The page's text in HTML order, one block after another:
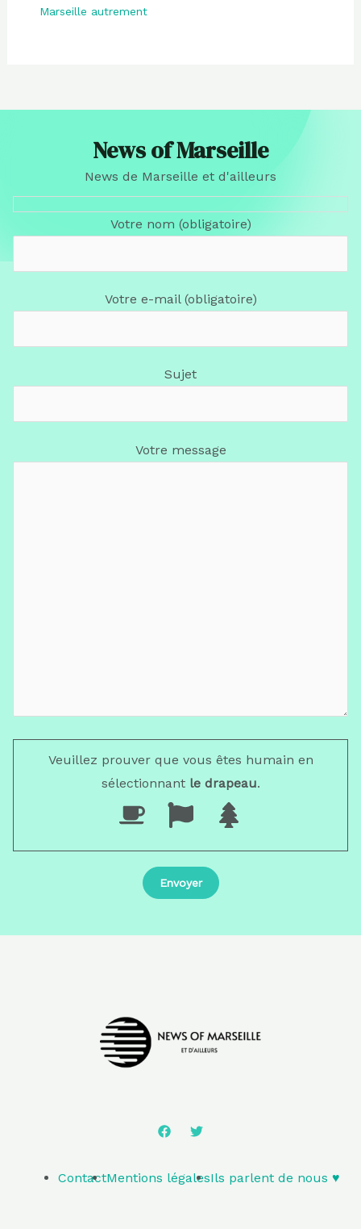
Marseille autrement
News of Marseille
News de Marseille et d'ailleurs
Votre nom (obligatoire)
Votre e-mail (obligatoire)
Sujet
Votre message
Veuillez prouver que vous êtes humain en
sélectionnantle drapeau.
ContactMentions légalesIls parlent de nous ♥️